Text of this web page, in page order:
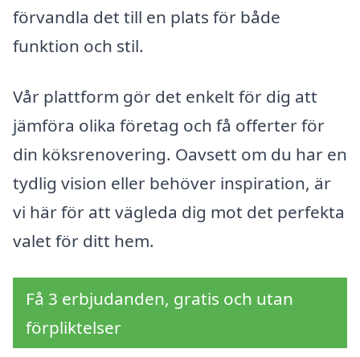
förvandla det till en plats för både
funktion och stil.
Vår plattform gör det enkelt för dig att
jämföra olika företag och få offerter för
din köksrenovering. Oavsett om du har en
tydlig vision eller behöver inspiration, är
vi här för att vägleda dig mot det perfekta
valet för ditt hem.
Få 3 erbjudanden, gratis och utan
förpliktelser